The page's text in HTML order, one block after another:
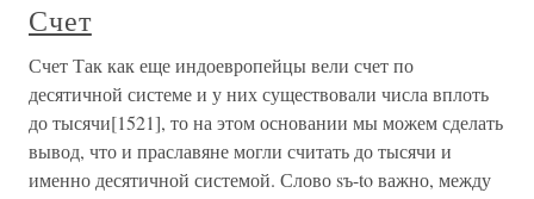
Счет
Счет Так как еще индоевропейцы вели счет по
десятичной системе и у них существовали числа вплоть
до тысячи[1521], то на этом основании мы можем сделать
вывод, что и праславяне могли считать до тысячи и
именно десятичной системой. Слово sъ-to важно, между